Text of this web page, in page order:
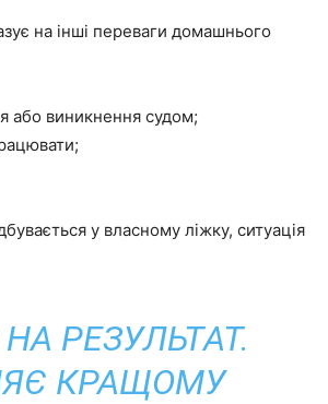
на інші переваги домашнього
або виникнення судом;
у власному ліжку, ситуація
РЕЗУЛЬТАТ.
КРАЩОМУ